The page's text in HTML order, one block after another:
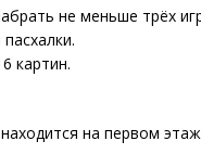
не меньше трёх
картин.
на первом